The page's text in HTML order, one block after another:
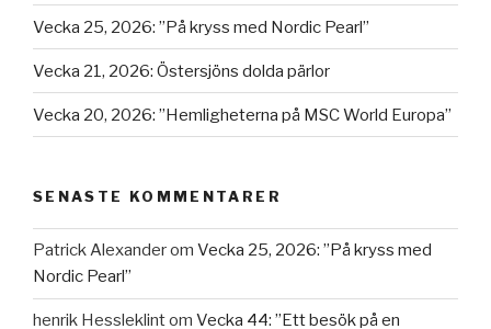
Vecka 25, 2026: ”På kryss med Nordic Pearl”
Vecka 21, 2026: Östersjöns dolda pärlor
Vecka 20, 2026: ”Hemligheterna på MSC World Europa”
SENASTE KOMMENTARER
Patrick Alexanderom Vecka 25, 2026: ”På kryss med
Nordic Pearl”
henrik Hessleklintom Vecka 44: ”Ett besök på en